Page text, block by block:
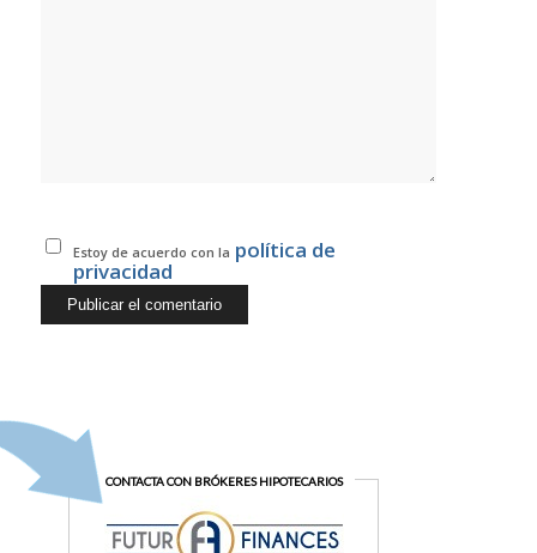
Estoy de acuerdo con la política de
privacidad